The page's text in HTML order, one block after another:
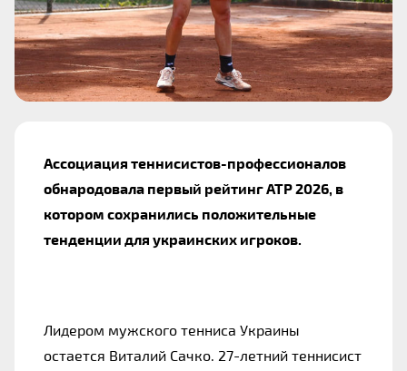
Ассоциация теннисистов-профессионалов
обнародовала первый рейтинг ATP 2026, в
котором сохранились положительные
тенденции для украинских игроков.
Лидером мужского тенниса Украины
остается Виталий Сачко. 27-летний теннисист